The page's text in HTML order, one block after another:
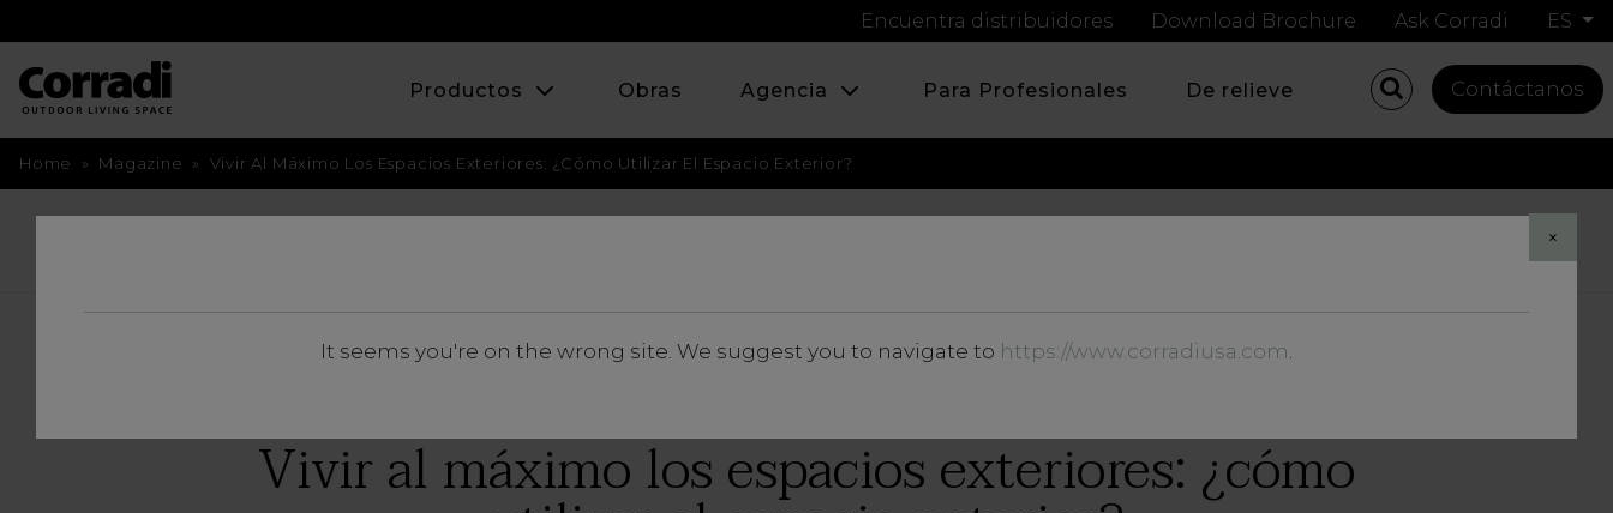
×
It seems you're on the wrong site. We suggest you to navigate to https://www.corradiusa.com.
Encuentra distribuidores Download Brochure Ask Corradi ES
Productos Obras Agencia Para Profesionales De relieve Contáctanos
Home » Magazine » Vivir Al Máximo Los Espacios Exteriores: ¿cómo Utilizar El Espacio Exterior?
Vivir al máximo los espacios exteriores: ¿cómo